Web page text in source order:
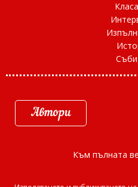
Автори
Към пълната